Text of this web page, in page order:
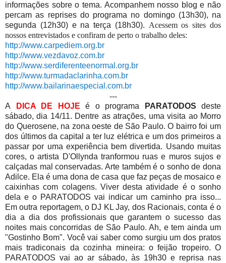
informações sobre o tema. Acompanhem nosso blog e não
percam as reprises do programa no domingo (13h30), na
segunda (12h30) e na terça (18h30). Acessem os sites dos
nossos entrevistados e confiram de perto o trabalho deles:
http://www.carpediem.org.br
http://www.vezdavoz.com.br
http://www.serdiferenteenormal.org.br
http://www.turmadaclarinha.com.br
http://www.bailarinaespecial.com.br
---
A
DICA DE HOJE é o programa PARATODOS deste
sábado, dia 14/11. Dentre as atrações, uma visita ao Morro
do Querosene, na zona oeste de São Paulo. O bairro foi um
dos últimos da capital a ter luz elétrica e um dos primeiros a
passar por uma experiência bem divertida. Usando muitas
cores, o artista D'Ollynda tranformou ruas e muros sujos e
calçadas mal conservadas. Arte também é o sonho de dona
Adilce. Ela é uma dona de casa que faz peças de mosaico e
caixinhas com colagens. Viver desta atividade é o sonho
dela e o PARATODOS vai indicar um caminho pra isso...
Em outra reportagem, o DJ KL Jay, dos Racionais, conta é o
dia a dia dos profissionais que garantem o sucesso das
noites mais concorridas de São Paulo. Ah, e tem ainda um
"Gostinho Bom". Você vai saber como surgiu um dos pratos
mais tradiconais da cozinha mineira: o feijão tropeiro. O
PARATODOS vai ao ar sábado, às 19h30 e reprisa nas